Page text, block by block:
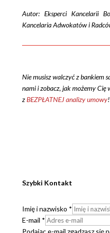
Autor: Eksperci Kancelarii
Kancelaria Adwokatów i
Nie musisz walczyć z bankiem
nami i zobacz, jak możemy Cię
zBEZPŁATNEJ analizy umowy!
Szybki Kontakt
Imię i nazwisko *
E-mail *
Podając e-mail zgadzasz się